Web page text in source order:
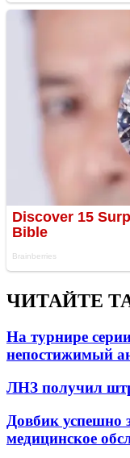
ЧИТАЙТЕ
На турнире
непостижимый
ЛНЗ получил
Довбик успешно
медицинское